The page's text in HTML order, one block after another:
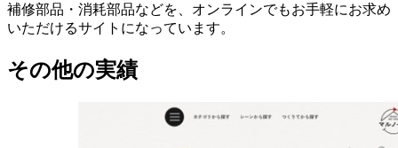
補修部品・消耗部品などを、オンラインでもお手軽にお求め
いただけるサイトになっています。
その他の実績